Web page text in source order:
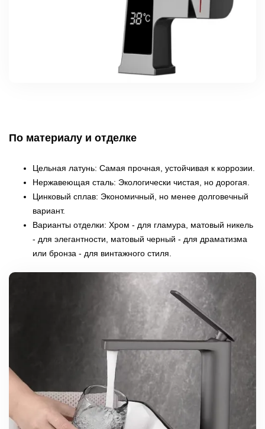
По материалу и отделке
Цельная латунь: Самая прочная, устойчивая к коррозии.
Нержавеющая сталь: Экологически чистая, но дорогая.
Цинковый сплав: Экономичный, но менее долговечный
вариант.
Варианты отделки: Хром - для гламура, матовый никель
- для элегантности, матовый черный - для драматизма
или бронза - для винтажного стиля.